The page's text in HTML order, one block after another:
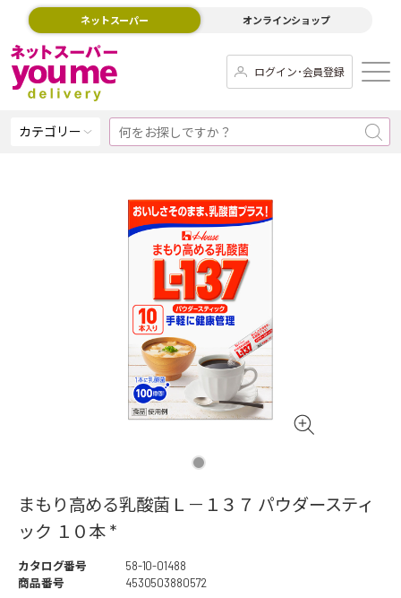
ネットスーパー オンラインショップ
ログイン･会員登録
カテゴリー
まもり高める乳酸菌Ｌ－１３７ パウダースティ
ック １０本 *
カタログ番号
58-10-01488
商品番号
4530503880572